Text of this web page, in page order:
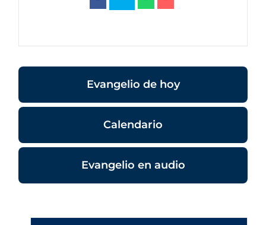
Evangelio de hoy
Calendario
Evangelio en audio